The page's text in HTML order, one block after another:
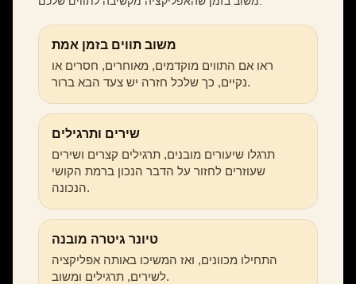
משוב תווים בזמן אמת
ראו אם התווים מוקדמים, מאוחרים, חסרים או
נקיים, כך שלכל חזרה יש צעד הבא ברור.
שירים ותרגילים
תרגלו שיעורים מובנים, תרגילים קצרים ושירים
שעוזרים לחזור על הדבר הנכון ברמת הקושי
הנכונה.
טיונר גיטרה מובנה
התחילו מכוונים, ואז המשיכו באותה אפליקציה
לשירים, תרגילים ומשוב.